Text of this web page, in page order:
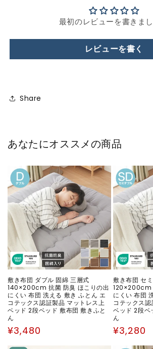
最初のレビューを書きま
レビューを書く
Share
あなたにオススメの商品
敷き布団 ダブル 固綿 三層式
140×200cm 抗菌 防臭 ほこりの出
にくい 布団 洗える 敷き ふとん エ
コテックス認証製品 マットレス上
ベッド 2段ベッド 敷布団 敷きふと
ん
通
¥3,480
敷き布団 セ
120×200cm
にくい 布団
コテックス
ベッド 2段ベ
ん
通
¥3,280